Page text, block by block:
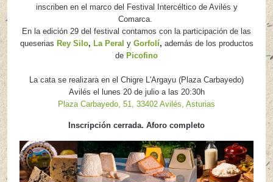
inscriben en el marco del Festival Intercéltico de Avilés y
Comarca.
En la edición 29 del festival contamos con la participación de las
queserias Rey Silo, La Peral y Gorfolí, además de los productos
de Picofino
La cata se realizara en el Chigre L'Argayu (Plaza Carbayedo)
Avilés el lunes 20 de julio a las 20:30h
Plaza Carbayedo, 51, 33402 Avilés, Asturias
Inscripción cerrada. Aforo completo